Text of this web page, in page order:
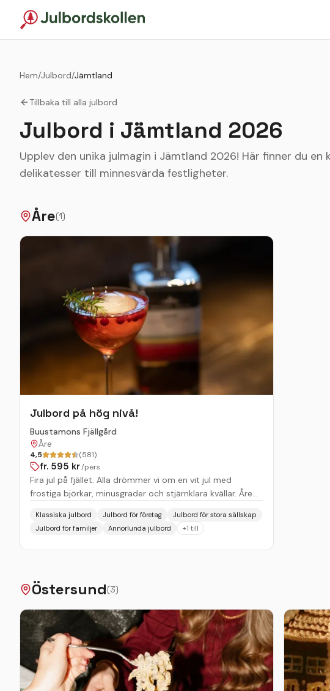
Hem/Julbord/Jämtland
Tillbaka till alla julbord
Julbord i Jämtland 2026
Upplev den unika julmagin i Jämtland 2026! Här finner du
delikatesser till minnesvärda festligheter.
Åre(1)
Julbord på hög nivå!
Buustamons Fjällgård
Åre
4,5 (581)
fr. 595 kr/pers
Fira jul på fjället. Alla drömmer vi om en vit jul med
frostiga björkar, minusgrader och stjärnklara kvällar. Åre
tusentals ljus och ordnar en mängd aktiviteter utöver
skidåkning. Det anordnas klassisk julskyltning och alla
butiker håller julklappsöppet. Njut av körsång och
skidsystem. Buustamon ligger på 732 möh, vilket innebär
bandvagn för en tur upp till oss på fjället. Här serverar vi
vår egen glögg nere i bränneriet och sedan står vårt
julbord uppdukat i restaurangen. Vi har valt ut det finaste
fina och godaste goda.
Klassiska julbord Julbord för företag
Julbord för stora sällskap
Julbord för familjer
Annorlunda julbord +1 till
Östersund(3)